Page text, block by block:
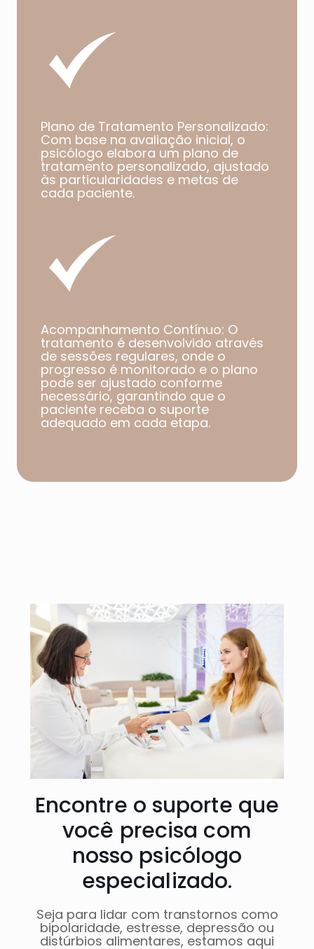
Plano de Tratamento Personalizado:
Com base na avaliação inicial, o
psicólogo elabora um plano de
tratamento personalizado, ajustado
às particularidades e metas de
cada paciente.​
Acompanhamento Contínuo: O
tratamento é desenvolvido através
de sessões regulares, onde o
progresso é monitorado e o plano
pode ser ajustado conforme
necessário, garantindo que o
paciente receba o suporte
adequado em cada etapa.​
Encontre o suporte que
você precisa com
nosso psicólogo
especializado.
Seja para lidar com transtornos como
bipolaridade, estresse, depressão ou
distúrbios alimentares, estamos aqui